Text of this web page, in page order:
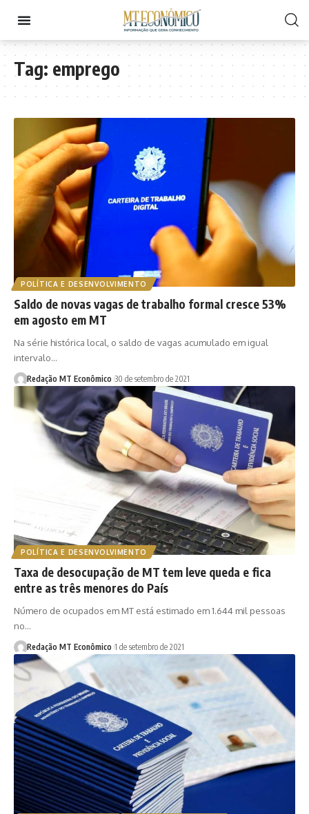
Tag: emprego
POLÍTICA E DESENVOLVIMENTO
Saldo de novas vagas de trabalho formal cresce 53%
em agosto em MT
Na série histórica local, o saldo de vagas acumulado em igual
intervalo…
Redação MT Econômico 30 de setembro de 2021
POLÍTICA E DESENVOLVIMENTO
Taxa de desocupação de MT tem leve queda e fica
entre as três menores do País
Número de ocupados em MT está estimado em 1.644 mil pessoas
no…
Redação MT Econômico 1 de setembro de 2021